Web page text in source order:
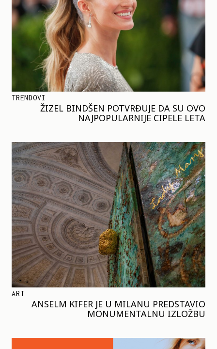
TRENDOVI
ŽIZEL BINDŠEN POTVRĐUJE DA SU OVO
NAJPOPULARNIJE CIPELE LETA
ART
ANSELM KIFER JE U MILANU PREDSTAVIO
MONUMENTALNU IZLOŽBU